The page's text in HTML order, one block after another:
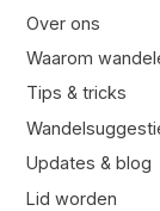
Over ons
Waarom
Tips & tricks
Updates & blog
Lid worden